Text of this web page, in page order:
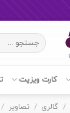
جستجو
برای:
کارت ویزیت
/ گالری / تصاویر /